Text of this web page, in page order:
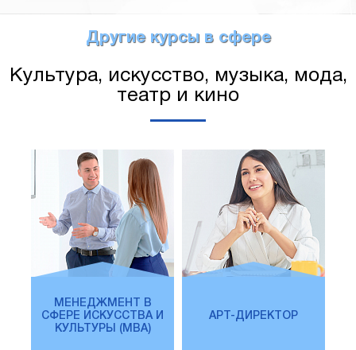
Другие курсы в сфере
Культура, искусство, музыка, мода,
театр и кино
МЕНЕДЖМЕНТ В
СФЕРЕ ИСКУССТВА И
КУЛЬТУРЫ (MBA)
АРТ-ДИРЕКТОР